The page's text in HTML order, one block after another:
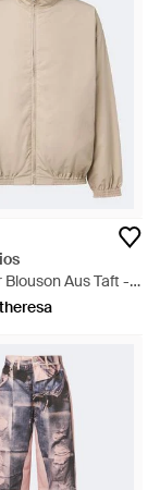
Aus Taft -